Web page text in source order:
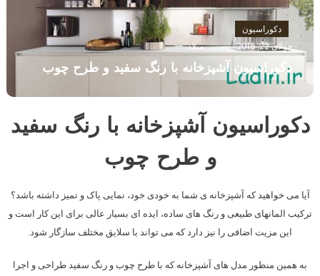
دکوراسیون
جولای 22, 2016
میلاد
دکوراسیون آشپزخانه با رنگ سفید و طرح چوب
دکوراسیون آشپزخانه با رنگ سفید
و طرح چوب
آیا می خواهید که آشپزخانه ی شما به خودی خود، نمایی پاک و تمیز داشته باشد؟
ترکیب المانهای طبیعی و رنگ های ساده، ایده ای بسیار عالی برای این کار است و
این مزیت اضافی را نیز دارد که می تواند با سلایق مختلف سازگار شود.
به همین منظور مدل های آشپزخانه که با طرح چوب و رنگ سفید طراحی و اجرا